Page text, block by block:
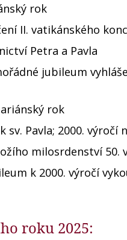
rok
II. vatikánského
Petra a Pavla
jubileum
rok
sv. Pavla; 2000. výročí
milosrdenství
k 2000. výročí
roku 2025: